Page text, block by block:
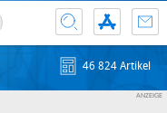
46 824 Artikel